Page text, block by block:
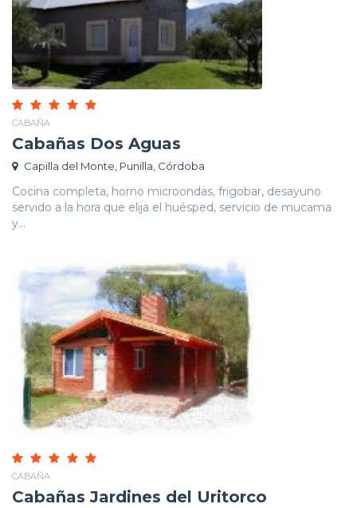
CABAÑA
Cabañas Dos Aguas
Capilla del Monte, Punilla, Córdoba
Cocina completa, horno microondas, frigobar, desayuno
servido a la hora que elija el huésped, servicio de mucama
y...
CABAÑA
Cabañas Jardines del Uritorco